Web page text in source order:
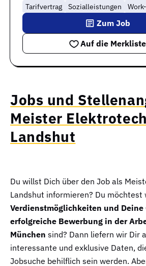
Tarifvertrag
Sozialleistungen
Auf die Merkliste
Zum Job
Jobs und
Meister
Landshut
Du willst Dich über den Job als
Landshut informieren? Du möchtest
Verdienstmöglichkeiten und Deine
erfolgreiche Bewerbung in der
München sind? Dann liefern wir Dir
interessante und exklusive Daten,
Jobsuche behilflich sein werden.